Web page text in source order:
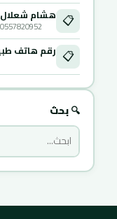
📋 هشام شعلال
0557820952
📋 رقم هاتف
🔍 بحث